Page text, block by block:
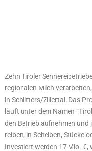
Zehn Tiroler
regionalen Milch
in Schlitters/Zillertal. Das
läuft unter dem Namen
den Betrieb aufnehmen und
reiben, in Scheiben, Stücke
Investiert werden 17 Mio. €,